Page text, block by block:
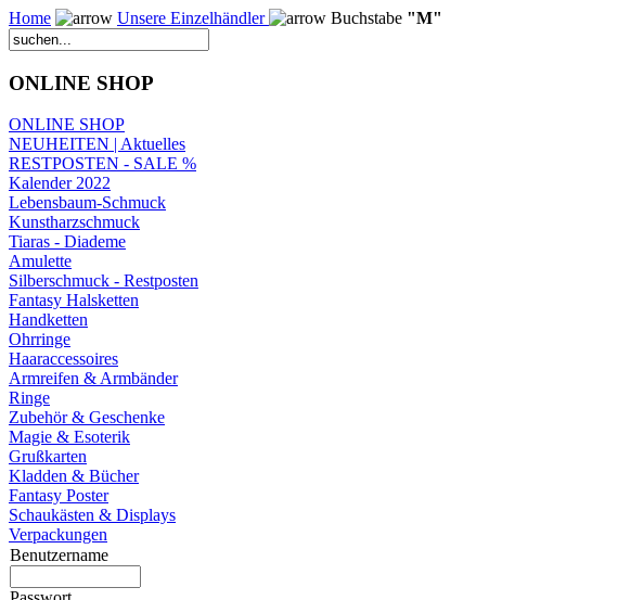
Home Unsere Einzelhändler Buchstabe "M"
ONLINE SHOP
ONLINE SHOP
NEUHEITEN | Aktuelles
RESTPOSTEN - SALE %
Kalender 2022
Lebensbaum-Schmuck
Kunstharzschmuck
Tiaras - Diademe
Amulette
Silberschmuck - Restposten
Fantasy Halsketten
Handketten
Ohrringe
Haaraccessoires
Armreifen & Armbänder
Ringe
Zubehör & Geschenke
Magie & Esoterik
Grußkarten
Kladden & Bücher
Fantasy Poster
Schaukästen & Displays
Verpackungen
Benutzername